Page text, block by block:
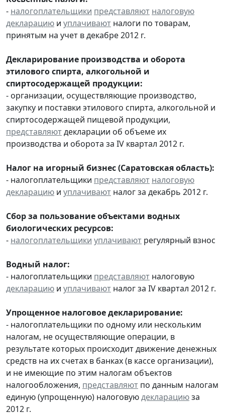
- налогоплательщики представляют налоговую
декларацию и уплачивают налоги по товарам,
принятым на учет в декабре 2012 г.
Декларирование производства и оборота
этилового спирта, алкогольной и
спиртосодержащей продукции:
- организации, осуществляющие производство,
закупку и поставки этилового спирта, алкогольной и
спиртосодержащей пищевой продукции,
представляютдекларации об объеме их
производства и оборота за IV квартал 2012 г.
Налог на игорный бизнес (Саратовская область):
- налогоплательщики представляют налоговую
декларацию и уплачивают налог за декабрь 2012 г.
Сбор за пользование объектами водных
биологических ресурсов:
- налогоплательщики уплачивают регулярный взнос
Водный налог:
- налогоплательщики представляют налоговую
декларацию и уплачивают налог за IV квартал 2012 г.
Упрощенное налоговое декларирование:
- налогоплательщики по одному или нескольким
налогам, не осуществляющие операции, в
результате которых происходит движение денежных
средств на их счетах в банках (в кассе организации),
и не имеющие по этим налогам объектов
налогообложения, представляют по данным налогам
единую (упрощенную) налоговуюдекларациюза
2012 г.